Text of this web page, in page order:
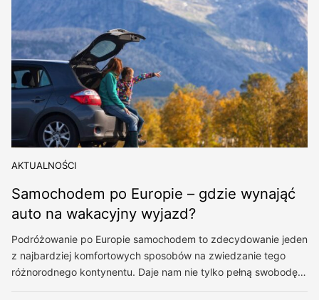
AKTUALNOŚCI
Samochodem po Europie – gdzie wynająć
auto na wakacyjny wyjazd?
Podróżowanie po Europie samochodem to zdecydowanie jeden
z najbardziej komfortowych sposobów na zwiedzanie tego
różnorodnego kontynentu. Daje nam nie tylko pełną swobodę…